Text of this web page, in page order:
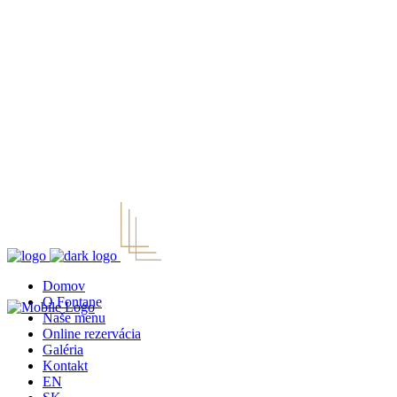
Domov
O Fontane
Naše menu
Online rezervácia
Galéria
Kontakt
EN